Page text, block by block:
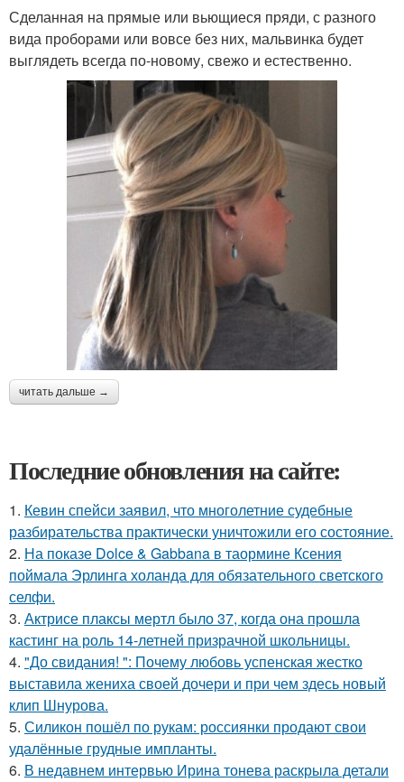
Сделанная на прямые или вьющиеся пряди, с разного
вида проборами или вовсе без них, мальвинка будет
выглядеть всегда по-новому, свежо и естественно.
читать дальше →
Последние обновления на сайте:
1. Кевин спейси заявил, что многолетние судебные
разбирательства практически уничтожили его состояние.
2. На показе Dolce & Gabbana в таормине Ксения
поймала Эрлинга холанда для обязательного светского
селфи.
3. Актрисе плаксы мертл было 37, когда она прошла
кастинг на роль 14-летней призрачной школьницы.
4. "До свидания! ": Почему любовь успенская жестко
выставила жениха своей дочери и при чем здесь новый
клип Шнурова.
5. Силикон пошёл по рукам: россиянки продают свои
удалённые грудные импланты.
6. В недавнем интервью Ирина тонева раскрыла детали